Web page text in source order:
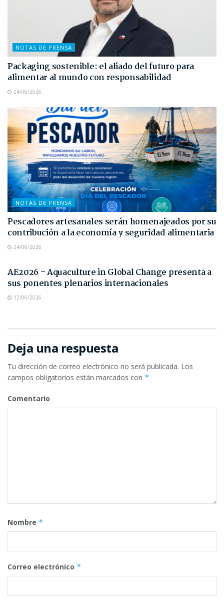
NOTAS DE PRENSA
Packaging sostenible: el aliado del futuro para
alimentar al mundo con responsabilidad
24/06/2026
NOTAS DE PRENSA
Pescadores artesanales serán homenajeados por su
contribución a la economía y seguridad alimentaria
24/06/2026
AE2026 – Aquaculture in Global Change presenta a
sus ponentes plenarios internacionales
12/06/2026
Deja una respuesta
Tu dirección de correo electrónico no será publicada. Los
campos obligatorios están marcados con *
Comentario
Nombre *
Correo electrónico *